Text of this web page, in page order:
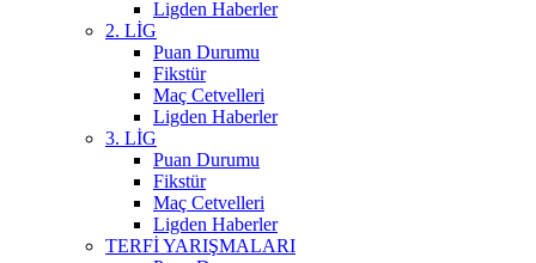
Ligden Haberler
2. LİG
Puan Durumu
Fikstür
Maç Cetvelleri
Ligden Haberler
3. LİG
Puan Durumu
Fikstür
Maç Cetvelleri
Ligden Haberler
TERFİ YARIŞMALARI